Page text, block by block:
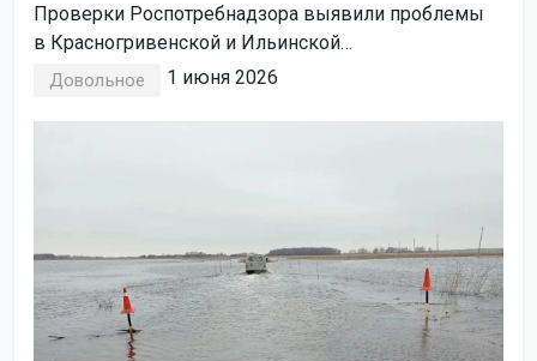
Проверки Роспотребнадзора выявили проблемы
в Красногривенской и Ильинской
общеобразовательных учреждениях.
Довольное 1 июня 2026